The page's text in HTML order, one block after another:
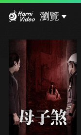
瀏覽